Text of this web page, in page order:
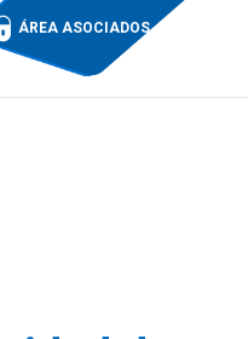
ÁREA ASOCIADOS